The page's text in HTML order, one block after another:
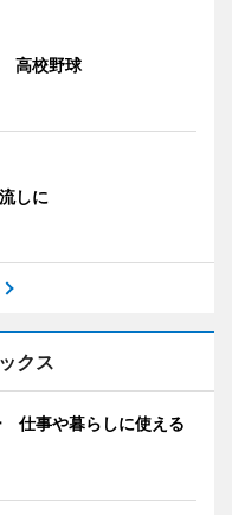
高校野球
しに
クス
仕事や暮らしに使える